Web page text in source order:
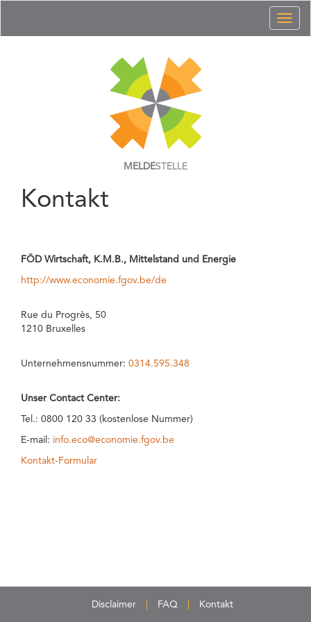
MELDESTELLE
Kontakt
FÖD Wirtschaft, K.M.B., Mittelstand und Energie
http://www.economie.fgov.be/de
Rue du Progrès, 50
1210 Bruxelles
Unternehmensnummer: 0314.595.348
Unser Contact Center:
Tel.: 0800 120 33 (kostenlose Nummer)
E-mail: info.eco@economie.fgov.be
Kontakt-Formular
Disclaimer FAQ Kontakt